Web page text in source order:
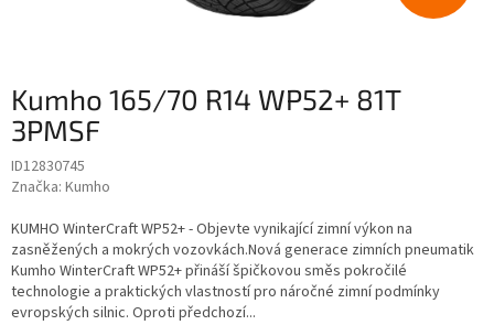
Kumho 165/70 R14 WP52+ 81T
3PMSF
ID12830745
Značka: Kumho
KUMHO WinterCraft WP52+ - Objevte vynikající zimní výkon na
zasněžených a mokrých vozovkách.Nová generace zimních pneumatik
Kumho WinterCraft WP52+ přináší špičkovou směs pokročilé
technologie a praktických vlastností pro náročné zimní podmínky
evropských silnic. Oproti předchozí...